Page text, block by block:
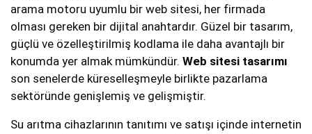
arama motoru uyumlu bir web sitesi, her firmada
olması gereken bir dijital anahtardır. Güzel bir tasarım,
güçlü ve özelleştirilmiş kodlama ile daha avantajlı bir
konumda yer almak mümkündür. Web sitesi tasarımı
son senelerde küreselleşmeyle birlikte pazarlama
sektöründe genişlemiş ve gelişmiştir.
Su arıtma cihazlarının tanıtımı ve satışı içinde internetin